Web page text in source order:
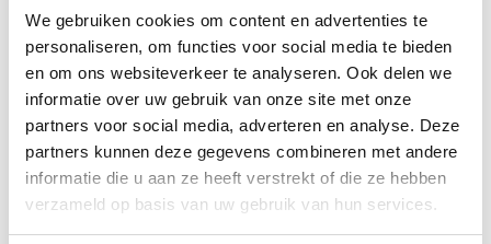
We gebruiken cookies om content en advertenties te
personaliseren, om functies voor social media te bieden
en om ons websiteverkeer te analyseren. Ook delen we
informatie over uw gebruik van onze site met onze
partners voor social media, adverteren en analyse. Deze
partners kunnen deze gegevens combineren met andere
informatie die u aan ze heeft verstrekt of die ze hebben
verzameld op basis van uw gebruik van hun services.
Op voorraad
Portwest FP52 dubbele
100 kg vallijn elastisch